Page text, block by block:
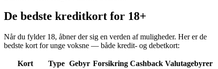
De bedste kreditkort for 18+
Når du fylder 18, åbner der sig en verden af muligheder. Her er de
bedste kort for unge voksne — både kredit- og debetkort:
Kort Type Gebyr Forsikring Cashback Valutagebyrer